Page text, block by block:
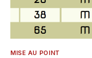
MISE AU POINT